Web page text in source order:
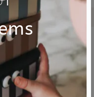
EAN
Material